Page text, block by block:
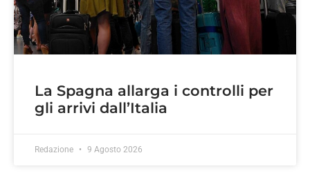
La Spagna allarga i controlli per
gli arrivi dall’Italia
Redazione 9 Agosto 2026